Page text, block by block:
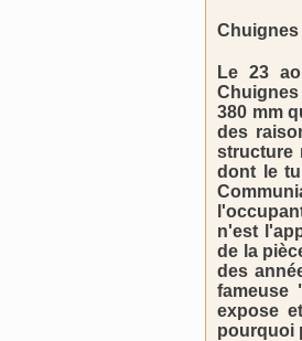
Chuignes
Le 23
380 mm
des
structure
dont le
n'est
de la
des
fameuse
expose
pourquoi